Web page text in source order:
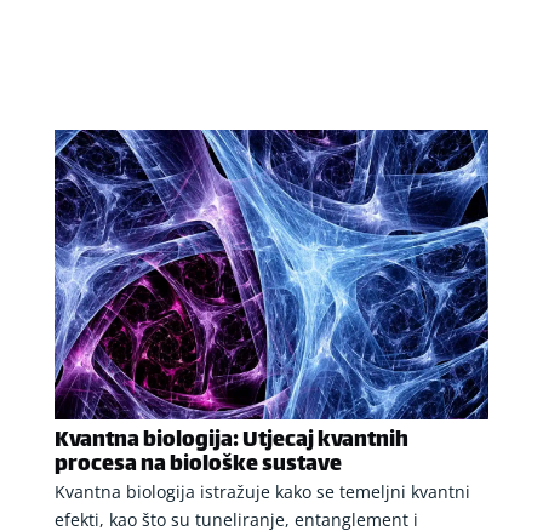
Kvantna biologija: Utjecaj kvantnih
procesa na biološke sustave
Kvantna biologija istražuje kako se temeljni kvantni
efekti, kao što su tuneliranje, entanglement i